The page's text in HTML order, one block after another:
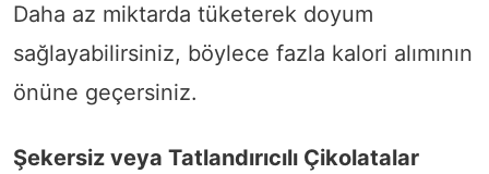
Daha az miktarda tüketerek doyum
sağlayabilirsiniz, böylece fazla kalori alımının
önüne geçersiniz.
Şekersiz veya Tatlandırıcılı Çikolatalar